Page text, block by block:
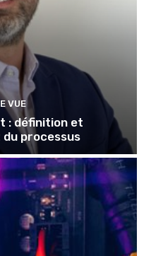
VUE
: définition et
processus